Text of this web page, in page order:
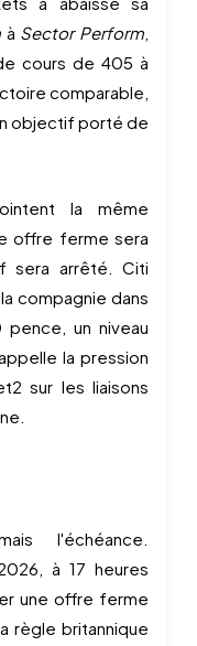
à Sector Perform,
cours de 405 à
comparable,
objectif porté de
la même
offre ferme sera
sera arrêté. Citi
compagnie dans
un niveau
la pression
sur les liaisons
l'échéance.
à 17 heures
une offre ferme
règle britannique